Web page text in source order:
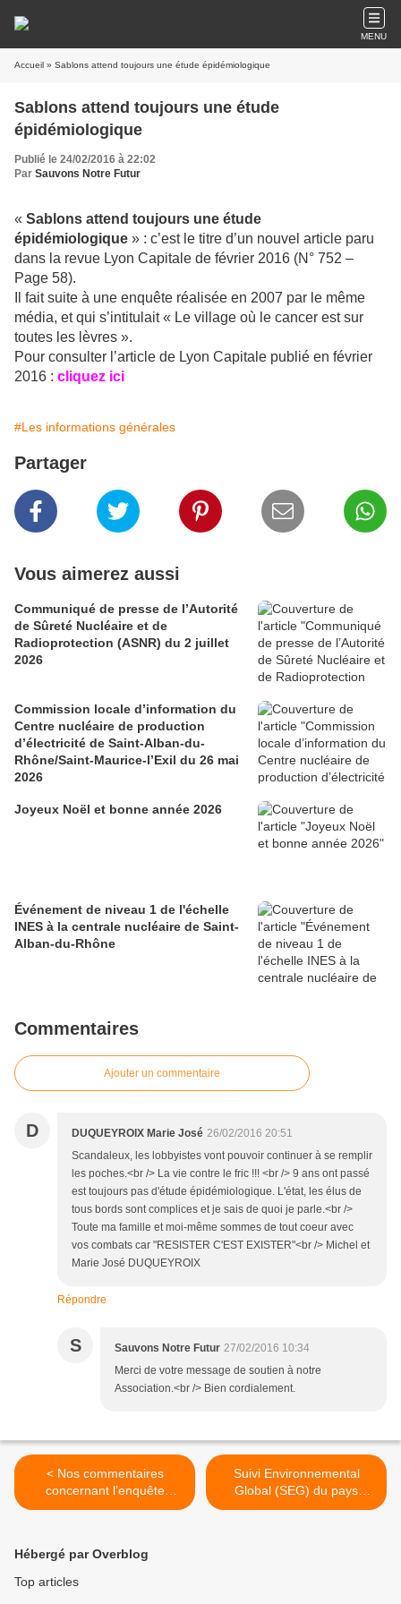
MENU
Accueil » Sablons attend toujours une étude épidémiologique
Sablons attend toujours une étude
épidémiologique
Publié le 24/02/2016 à 22:02
Par Sauvons Notre Futur
« Sablons attend toujours une étude
épidémiologique » : c’est le titre d’un nouvel article paru
dans la revue Lyon Capitale de février 2016 (N° 752 –
Page 58).
Il fait suite à une enquête réalisée en 2007 par le même
média, et qui s’intitulait « Le village où le cancer est sur
toutes les lèvres ».
Pour consulter l’article de Lyon Capitale publié en février
2016 : cliquez ici
#Les informations générales
Partager
Vous aimerez aussi
Communiqué de presse de l’Autorité
de Sûreté Nucléaire et de
Radioprotection (ASNR) du 2 juillet
2026
Commission locale d’information du
Centre nucléaire de production
d’électricité de Saint-Alban-du-
Rhône/Saint-Maurice-l’Exil du 26 mai
2026
Joyeux Noël et bonne année 2026
Événement de niveau 1 de l'échelle
INES à la centrale nucléaire de Saint-
Alban-du-Rhône
Commentaires
Ajouter un commentaire
D DUQUEYROIX Marie José 26/02/2016 20:51
Scandaleux, les lobbyistes vont pouvoir continuer à se remplir
les poches.<br /> La vie contre le fric !!! <br /> 9 ans ont passé
est toujours pas d'étude épidémiologique. L'état, les élus de
tous bords sont complices et je sais de quoi je parle.<br />
Toute ma famille et moi-même sommes de tout coeur avec
vos combats car "RESISTER C'EST EXISTER"<br /> Michel et
Marie José DUQUEYROIX
Répondre
S Sauvons Notre Futur 27/02/2016 10:34
Merci de votre message de soutien à notre
Association.<br /> Bien cordialement.
< Nos commentaires
concernant l’enquête
publique préalable à
captage de Peyraud
Suivi Environnemental
Global (SEG) du pays
Roussillonnais >
Hébergé par Overblog
Top articles